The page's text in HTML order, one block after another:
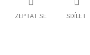
ZEPTAT SE SDÍLET